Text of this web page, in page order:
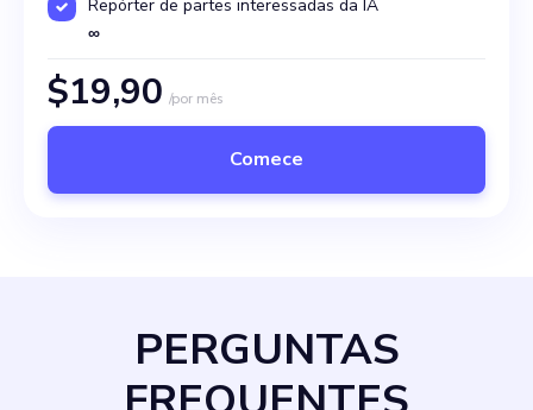
Repórter de partes interessadas da IA
∞
$19,90 /por mês
Comece
PERGUNTAS